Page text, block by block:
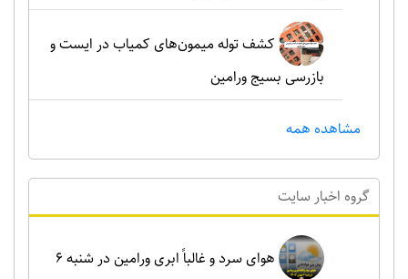
کشف توله میمون‌های کمیاب در ایست و
بازرسی بسیج ورامین
مشاهده همه
گروه اخبار سايت
هوای سرد و غالباً ابری ورامین در شنبه ۶